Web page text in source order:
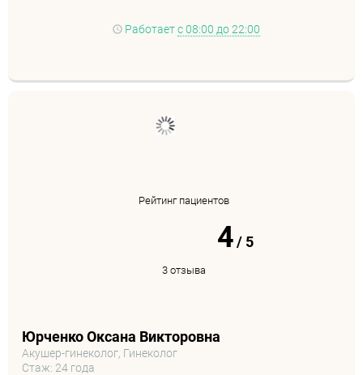
Работает с 08:00 до 22:00
Рейтинг пациентов
4/5
3 отзыва
Юрченко Оксана Викторовна
Акушер-гинеколог, Гинеколог
Стаж: 24 года